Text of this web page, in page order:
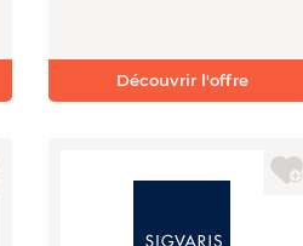
Découvrir l'offre